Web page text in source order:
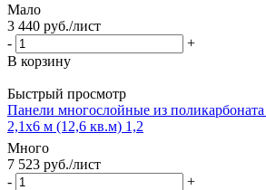
Мало
3 440 руб./лист
-
+
В корзину
Быстрый просмотр
Панели многослойные из
2,1х6 м (12,6 кв.м) 1,2
Много
7 523 руб./лист
-
+